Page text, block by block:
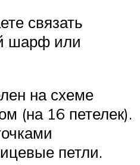
связать
шарф или
на схеме
(на 16 петелек).
петли.